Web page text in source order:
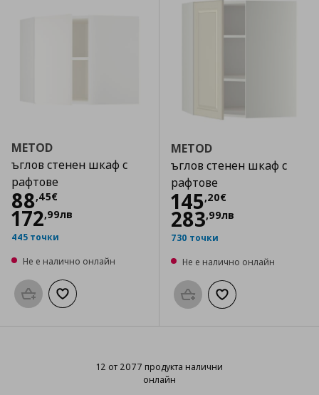
METOD
ъглов стенен шкаф с
рафтове
88,45€
Цена
172,99лв
445 точки
Не е налично онлайн
Προσθήκη στο καλάθι
Добави към списъка с любими
METOD
ъглов стенен шкаф с
рафтове
145,20€
Цена
283,99лв
730 точки
Не е налично онлайн
Προσθήκη στο καλάθι
Добави към
12 от 2077 продукта налични
онлайн
12 от 2077 продукта налични